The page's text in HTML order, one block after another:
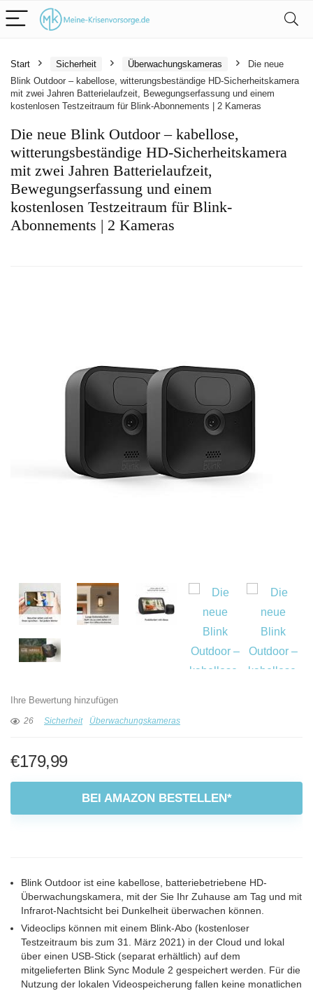
Start Sicherheit Überwachungskameras
Die neue
Blink Outdoor – kabellose, witterungsbeständige HD-Sicherheitskamera
mit zwei Jahren Batterielaufzeit, Bewegungserfassung und einem
kostenlosen Testzeitraum für Blink-Abonnements | 2 Kameras
Die neue Blink Outdoor – kabellose,
witterungsbeständige HD-Sicherheitskamera
mit zwei Jahren Batterielaufzeit,
Bewegungserfassung und einem
kostenlosen Testzeitraum für Blink-
Abonnements | 2 Kameras
Ihre Bewertung hinzufügen
26 Sicherheit Überwachungskameras
€179,99
BEI AMAZON BESTELLEN*
Blink Outdoor ist eine kabellose, batteriebetriebene HD-
Überwachungskamera, mit der Sie Ihr Zuhause am Tag und mit
Infrarot-Nachtsicht bei Dunkelheit überwachen können.
Videoclips können mit einem Blink-Abo (kostenloser
Testzeitraum bis zum 31. März 2021) in der Cloud und lokal
über einen USB-Stick (separat erhältlich) auf dem
mitgelieferten Blink Sync Module 2 gespeichert werden. Für die
Nutzung der lokalen Videospeicherung fallen keine monatlichen